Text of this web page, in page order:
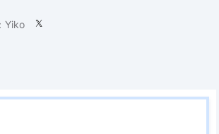
Yiko 